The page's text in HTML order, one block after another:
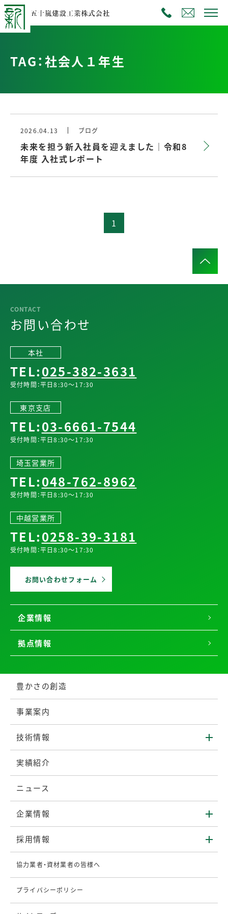
TAG：社会人１年生
2026.04.13 ブログ
未来を担う新入社員を迎えました｜令和8
年度 入社式レポート
1
お問い合わせ
本社
TEL:025-382-3631
受付時間：平日8:30～17:30
東京支店
TEL:03-6661-7544
受付時間：平日8:30～17:30
埼玉営業所
TEL:048-762-8962
受付時間：平日8:30～17:30
中越営業所
TEL:0258-39-3181
受付時間：平日8:30～17:30
お問い合わせフォーム
企業情報
拠点情報
豊かさの創造
事業案内
技術情報
実績紹介
ニュース
企業情報
採用情報
協力業者・資材業者の皆様へ
プライバシーポリシー